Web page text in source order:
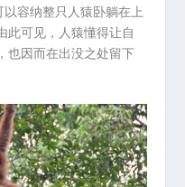
容纳整只人猿卧躺在上
此可见，人猿懂得让自
也因而在出没之处留下